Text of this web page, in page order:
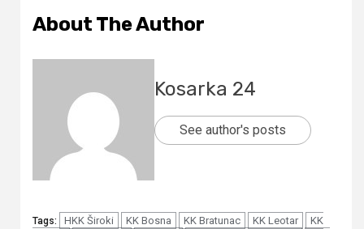
About The Author
Kosarka 24
See author's posts
Tags: HKK Široki KK Bosna KK Bratunac KK Leotar
KK